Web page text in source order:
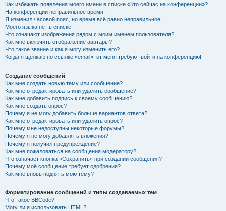
Как избежать появления моего имени в списке «Кто сейчас на конференции»?
На конференции неправильное время!
Я изменил часовой пояс, но время всё равно неправильное!
Моего языка нет в списке!
Что означают изображения рядом с моим именем пользователя?
Как мне включить отображение аватары?
Что такое звание и как я могу изменить его?
Когда я щёлкаю по ссылке «email», от меня требуют войти на конференцию!
Создание сообщений
Как мне создать новую тему или сообщение?
Как мне отредактировать или удалить сообщение?
Как мне добавить подпись к своему сообщению?
Как мне создать опрос?
Почему я не могу добавить больше вариантов ответа?
Как мне отредактировать или удалить опрос?
Почему мне недоступны некоторые форумы?
Почему я не могу добавлять вложения?
Почему я получил предупреждение?
Как мне пожаловаться на сообщения модератору?
Что означает кнопка «Сохранить» при создании сообщения?
Почему моё сообщение требует одобрения?
Как мне вновь поднять мою тему?
Форматирование сообщений и типы создаваемых тем
Что такое BBCode?
Могу ли я использовать HTML?